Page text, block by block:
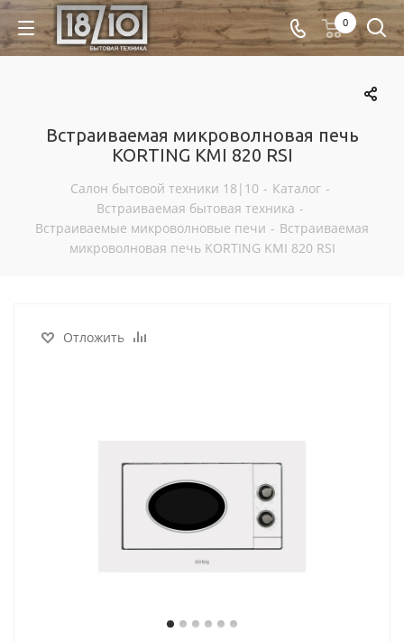
0
Встраиваемая микроволновая печь
KORTING KMI 820 RSI
Салон бытовой техники 18|10 - Каталог -
Встраиваемая бытовая техника -
Встраиваемые микроволновые печи - Встраиваемая
микроволновая печь KORTING KMI 820 RSI
Отложить